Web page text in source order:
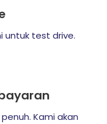
untuk test drive.
Kami akan